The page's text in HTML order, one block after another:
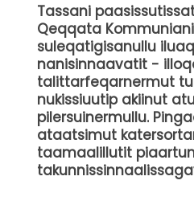
Tassani
Qeqqata Kommuniani
suleqatigisanullu
nanisinnaavatit -
talittarfeqarnermut
nukissiuutip akiinut
pilersuinermullu.
ataatsimut
taamaalillutit